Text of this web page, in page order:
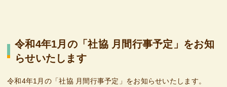
令和4年1月の「社協 月間行事予定」をお知
らせいたします
令和4年1月の「社協 月間行事予定」をお知らせいたします。